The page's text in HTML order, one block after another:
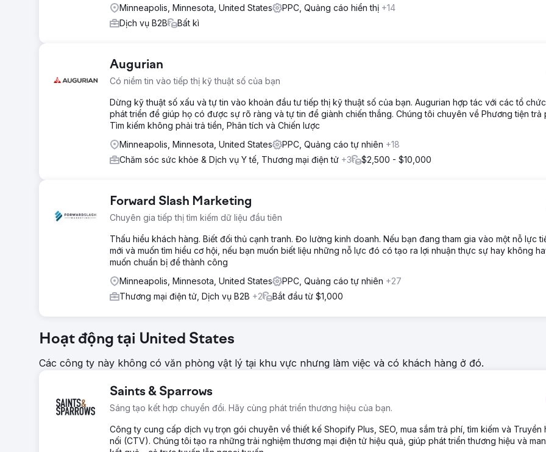
Minneapolis, Minnesota, United States
PPC, Quảng cáo hiển thị +14
Dịch vụ B2B
Bất kì
Augurian
Có niềm tin vào tiếp thị kỹ thuật số của bạn
Dừng kỹ thuật số xấu và tự tin vào khoản đầu tư tiếp thị kỹ thuật số của bạn. Augurian hợp tác với các tổ
phát triển để giúp họ có được sự rõ ràng và tự tin để giành chiến thắng. Chúng tôi chuyên về Phương tiện trả
Tìm kiếm không phải trả tiền, Phân tích và Chiến lược
Minneapolis, Minnesota, United States
PPC, Quảng cáo tự nhiên +18
Chăm sóc sức khỏe & Dịch vụ Y tế, Thương mại điện tử +3 $2,500 - $10,000
Forward Slash Marketing
Chuyên gia tiếp thị tìm kiếm dữ liệu đầu tiên
Thấu hiểu khách hàng. Biết đối thủ cạnh tranh. Đo lường kinh doanh. Nếu bạn đang tham gia vào một nỗ lực
mới và muốn tìm hiểu cơ hội, nếu bạn muốn biết liệu những nỗ lực đó có tạo ra lợi nhuận thực sự hay không
muốn chuẩn bị để thành công
Minneapolis, Minnesota, United States
PPC, Quảng cáo tự nhiên +27
Thương mại điện tử, Dịch vụ B2B +2 Bắt đầu từ $1,000
Hoạt động tại United States
Các công ty này không có văn phòng vật lý tại khu vực nhưng làm việc và có khách hàng ở đó.
Saints & Sparrows
Sáng tạo kết hợp chuyển đổi. Hãy cùng phát triển thương hiệu của bạn.
Công ty cung cấp dịch vụ trọn gói chuyên về thiết kế Shopify Plus, SEO, mua sắm trả phí, tìm kiếm và Truyền
nối (CTV). Chúng tôi tạo ra những trải nghiệm thương mại điện tử hiệu quả, giúp phát triển thương hiệu và